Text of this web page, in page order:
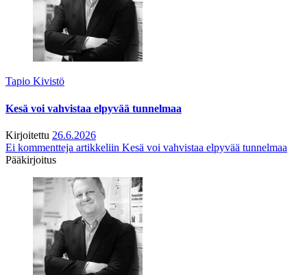
Tapio Kivistö
Kesä voi vahvistaa elpyvää tunnelmaa
Kirjoitettu 26.6.2026
Ei kommentteja artikkeliin Kesä voi vahvistaa elpyvää tunnelmaa
Pääkirjoitus